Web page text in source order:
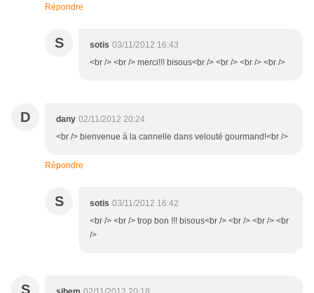
Répondre
S sotis 03/11/2012 16:43
<br /> <br /> merci!!! bisous<br /> <br /> <br /> <br />
D dany 02/11/2012 20:24
<br /> bienvenue à la cannelle dans velouté gourmand!<br />
Répondre
S sotis 03/11/2012 16:42
<br /> <br /> trop bon !!! bisous<br /> <br /> <br /> <br
/>
S